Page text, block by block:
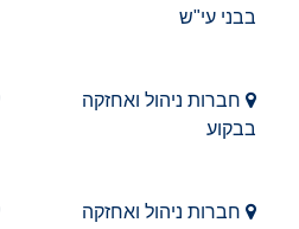
בבני עי"ש
חברות ניהול ואחזקה
בבקוע
חברות ניהול ואחזקה